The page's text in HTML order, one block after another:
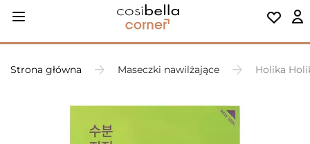
Strona główna Maseczki nawilżające Holika